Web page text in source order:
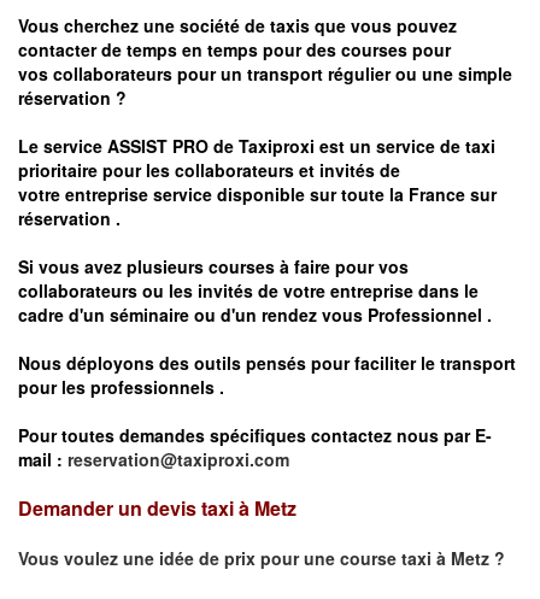
Vous cherchez une société de taxis que vous pouvez
contacter de temps en temps pour des courses pour
vos collaborateurs pour un transport régulierou une simple
réservation ?
Le service ASSIST PRO de Taxiproxi est un service de taxi
prioritaire pour les collaborateurs et invités de
votre entreprise service disponible sur toute la France sur
réservation .
Si vous avez plusieurs courses à faire pour vos
collaborateurs ou les invités de votre entreprise dans le
cadre d'un séminaire ou d'un rendez vous Professionnel .
Nous déployons des outils pensés pour faciliter le transport
pour les professionnels .
Pour toutes demandes spécifiques contactez nous par E-
mail : reservation@taxiproxi.com
Demander un devis taxi à Metz
Vous voulez une idée de prix pour une course taxi à Metz ?